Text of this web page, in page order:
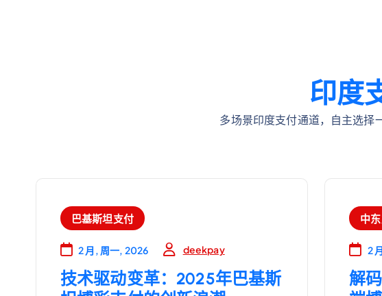
印度
多场景印度支付通道，自主选择
巴基斯坦支付
2 月, 周一, 2026 deekpay
技术驱动变革：2025年巴基斯
中
2
解